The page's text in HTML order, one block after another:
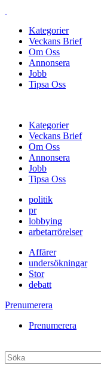
Kategorier
Veckans Brief
Om Oss
Annonsera
Jobb
Tipsa Oss
Kategorier
Veckans Brief
Om Oss
Annonsera
Jobb
Tipsa Oss
politik
pr
lobbying
arbetarrörelser
Affärer
undersökningar
Stor
debatt
Prenumerera
Prenumerera